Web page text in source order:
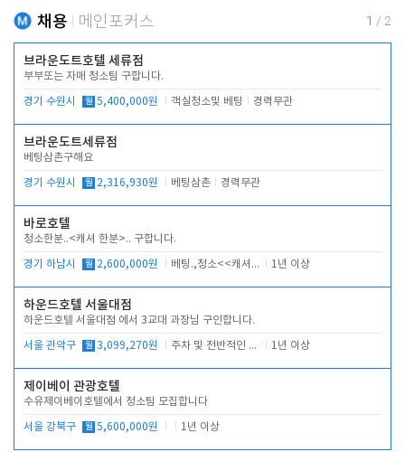
채용 메인포커스 1 / 2
브라운도트호텔 세류점
부부또는 자매 청소팀 구합니다.
경기 수원시 월 5,400,000원 객실청소및 베팅 경력무관
브라운도트세류점
베팅삼촌구해요
경기 수원시 월 2,316,930원 베팅삼촌 경력무관
바로호텔
청소한분..<캐셔 한분>.. 구합니다.
경기 하남시 월 2,600,000원 베팅.,청소<<캐셔 모셔봅니다. 1년 이상
하운드호텔 서울대점
하운드호텔 서울대점 에서 3교대 과장님 구인합니다.
서울 관악구 월 3,099,270원 주차 및 전반적인 당번업무 1년 이상
제이베이 관광호텔
수유제이베이호텔에서 청소팀 모집합니다
서울 강북구 월 5,600,000원 1년 이상